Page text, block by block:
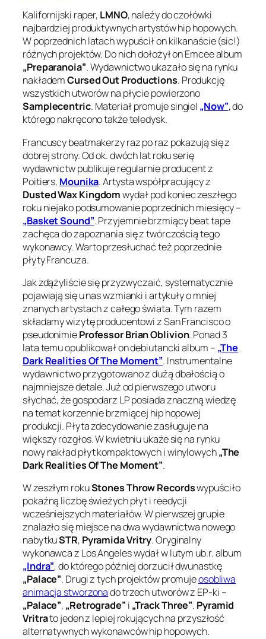
Kalifornijski raper, LMNO, należy do czołówki
najbardziej produktywnych artystów hip hopowych.
W poprzednich latach wypuścił on kilkanaście (sic!)
różnych projektów. Do nich dołożył on Emcee album
„Preparanoia”. Wydawnictwo ukazało się na rynku
nakłademCursed Out Productions. Produkcję
wszystkich utworów na płycie powierzono
Samplecentric. Materiał promuje singiel „Now”, do
którego nakręcono także teledysk.
Francuscy beatmakerzy raz po raz pokazują się z
dobrej strony. Od ok. dwóch lat roku serię
wydawnictw publikuje regularnie producent z
Poitiers, Mounika. Artysta współpracujący z
Dusted Wax Kingdomwydał pod koniec zeszłego
roku niejako podsumowanie poprzednich miesięcy –
„Basket Sound”. Przyjemnie brzmiący beat tape
zachęca do zapoznania się z twórczością tego
wykonawcy. Warto przesłuchać też poprzednie
płyty Francuza.
Jak zdążyliście się przyzwyczaić, systematycznie
pojawiają się u nas wzmianki i artykuły o mniej
znanych artystach z całego świata. Tym razem
składamy wizytę producentowi z San Francisco o
pseudonimieProfessor Brian Oblivion. Ponad 3
lata temu opublikował on debiutancki album – „The
Dark Realities Of The Moment”. Instrumentalne
wydawnictwo przygotowano z dużą dbałością o
najmniejsze detale. Już od pierwszego utworu
słychać, że gospodarz LP posiada znaczną wiedzę
na temat korzennie brzmiącej hip hopowej
produkcji. Płyta zdecydowanie zasługuje na
większy rozgłos. W kwietniu ukaże się na rynku
nowy nakład płyt kompaktowych i winylowych„The
Dark Realities Of The Moment”.
W zeszłym rokuStones Throw Recordswypuściło
pokaźną liczbę świeżych płyt i reedycji
wcześniejszych materiałów. W pierwszej grupie
znalazło się miejsce na dwa wydawnictwa nowego
nabytkuSTR, Pyramida Vritry. Oryginalny
wykonawca z Los Angeles wydał w lutym ub.r. album
„Indra”, do którego później dorzucił dwunastkę
„Palace”. Drugi z tych projektów promujeosobliwa
animacja stworzonado trzech utworów z EP-ki –
„Palace”, „Retrograde” i „Track Three”. Pyramid
Vritrato jeden z lepiej rokujących na przyszłość
alternatywnych wykonawców hip hopowych.